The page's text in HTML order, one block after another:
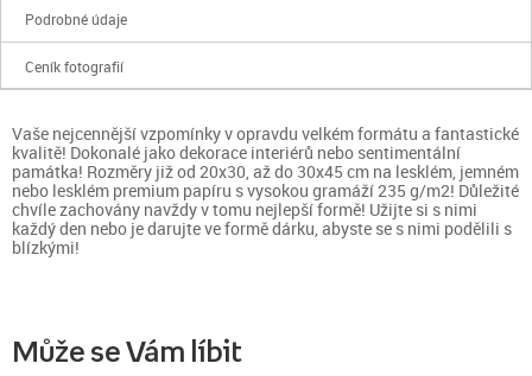
Podrobné údaje
Ceník fotografií
Vaše nejcennější vzpomínky v opravdu velkém formátu a fantastické
kvalitě! Dokonalé jako dekorace interiérů nebo sentimentální
památka! Rozměry již od 20x30, až do 30x45 cm na lesklém, jemném
nebo lesklém premium papíru s vysokou gramáží 235 g/m2! Důležité
chvíle zachovány navždy v tomu nejlepší formě! Užijte si s nimi
každý den nebo je darujte ve formě dárku, abyste se s nimi podělili s
blízkými!
Může se Vám líbit